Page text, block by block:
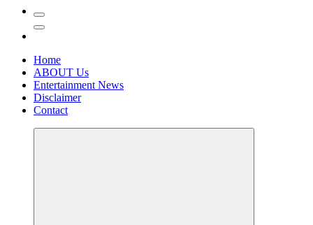
Home
ABOUT Us
Entertainment News
Disclaimer
Contact